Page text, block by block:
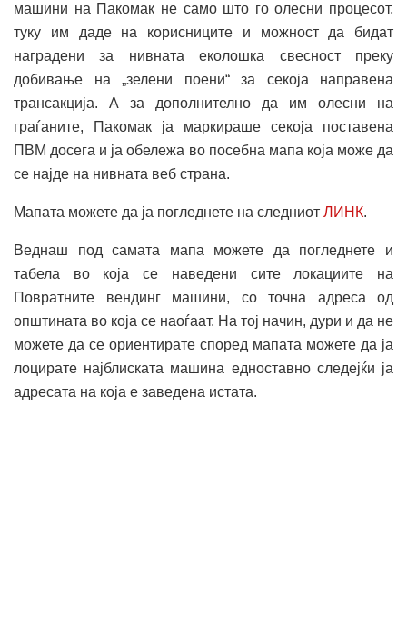
машини на Пакомак не само што го олесни процесот,
туку им даде на корисниците и можност да бидат
наградени за нивната еколошка свесност преку
добивање на „зелени поени“ за секоја направена
трансакција. А за дополнително да им олесни на
граѓаните, Пакомак ја маркираше секоја поставена
ПВМ досега и ја обележа во посебна мапа која може да
се најде на нивната веб страна.
Мапата можете да ја погледнете на следниот ЛИНК.
Веднаш под самата мапа можете да погледнете и
табела во која се наведени сите локациите на
Повратните вендинг машини, со точна адреса од
општината во која се наоѓаат. На тој начин, дури и да не
можете да се ориентирате според мапата можете да ја
лоцирате најблиската машина едноставно следејќи ја
адресата на која е заведена истата.